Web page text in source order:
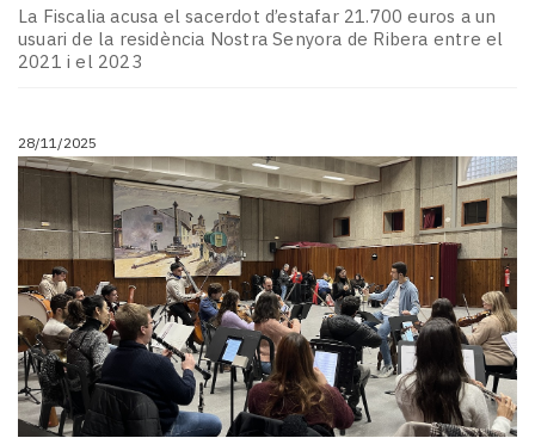
La Fiscalia acusa el sacerdot d’estafar 21.700 euros a un
usuari de la residència Nostra Senyora de Ribera entre el
2021 i el 2023
28/11/2025